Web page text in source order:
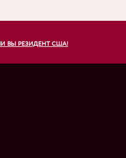
ВЫ РЕЗИДЕНТ США!